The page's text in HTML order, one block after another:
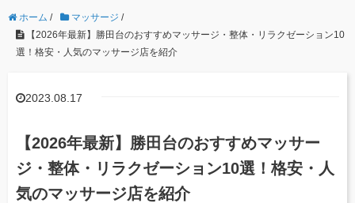
ホーム / マッサージ /
【2026年最新】勝田台のおすすめマッサージ・整体・リラクゼーション10
選！格安・人気のマッサージ店を紹介
2023.08.17
【2026年最新】勝田台のおすすめマッサー
ジ・整体・リラクゼーション10選！格安・人
気のマッサージ店を紹介